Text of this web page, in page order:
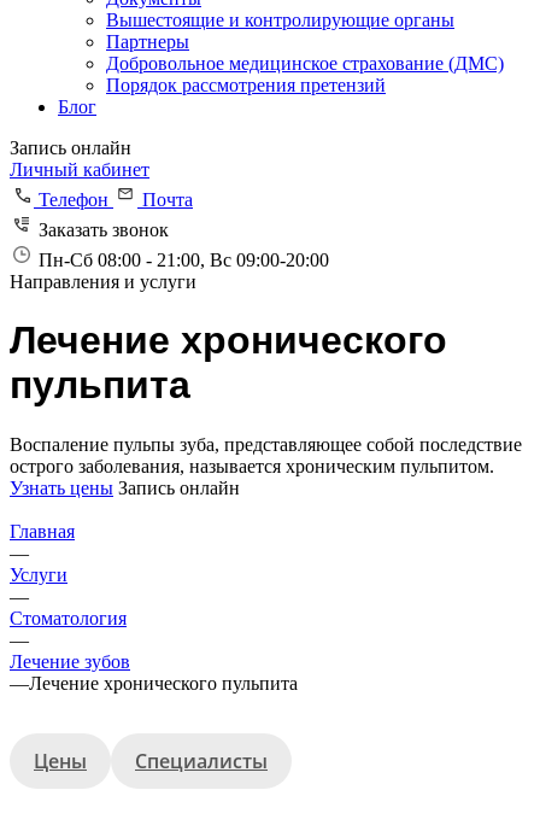
Вышестоящие и контролирующие органы
Партнеры
Добровольное медицинское страхование (ДМС)
Порядок рассмотрения претензий
Блог
Запись онлайн
Личный кабинет
Телефон
Почта
Заказать звонок
Пн-Сб 08:00 - 21:00, Вс 09:00-20:00
Направления и услуги
Лечение хронического
пульпита
Воспаление пульпы зуба, представляющее собой последствие
острого заболевания, называется хроническим пульпитом.
Узнать цены Запись онлайн
Главная
—
Услуги
—
Стоматология
—
Лечение зубов
—Лечение хронического пульпита
Цены Специалисты